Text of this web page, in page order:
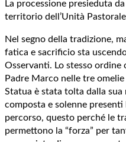
La processione presieduta
territorio dell’Unità
Nel segno della tradizione,
fatica e sacrificio sta
Osservanti. Lo stesso ordine
Padre Marco nelle tre
Statua è stata tolta dalla
composta e solenne
percorso, questo perché le
permettono la “forza” per